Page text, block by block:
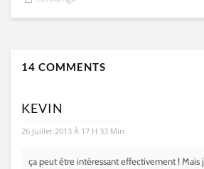
14 COMMENTS
KEVIN
26 Juillet 2013 À 17 H 33 Min
ça peut être intéressant effectivement ! Mais